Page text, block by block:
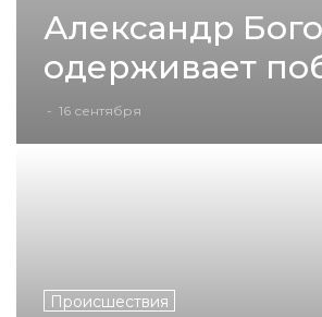
Александр
одерживает
выборах
Брянской
- 16 сентября
Происшествия